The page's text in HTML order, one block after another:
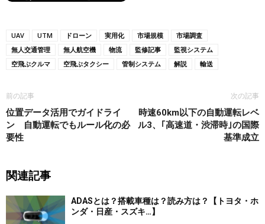
UAV UTM ドローン 実用化 市場規模
市場調査
無人交通管理
無人航空機 物流 監修記事
監視システム
空飛ぶクルマ
空飛ぶタクシー 管制システム 解説 輸送
前の記事
位置データ活用でガイドライ
ン 自動運転でもルール化の必
要性
次の記事
時速60km以下の自動運転レベ
ル3、｢高速道・渋滞時｣の国際
基準成立
関連記事
ADASとは？搭載車種は？読み方は？【トヨタ・ホ
ンダ・日産・スズキ…】